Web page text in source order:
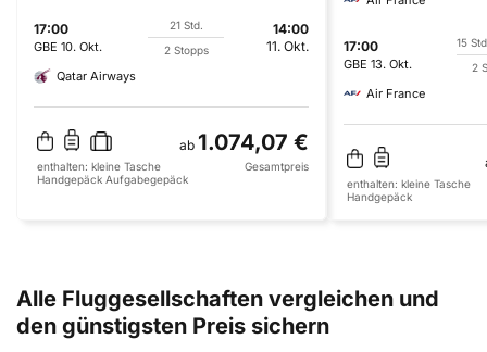
17:00
GBE 10. Okt.
21 Std.
2 Stopps
14:00
11. Okt.
Qatar Airways
ab 1.074,07 €
enthalten: kleine Tasche
Handgepäck Aufgabegepäck
Gesamtpreis
17:00
GBE 13. Okt.
15
2
Air France
enthalten: kleine Tasche
Handgepäck
Alle Fluggesellschaften vergleichen und
den günstigsten Preis sichern